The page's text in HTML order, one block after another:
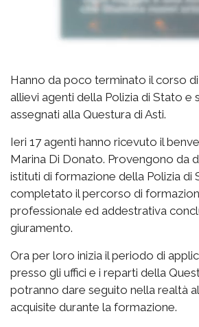
Hanno da poco terminato il corso
allievi agenti della Polizia di Stato e
assegnati alla Questura di Asti.
Ieri 17 agenti hanno ricevuto il
Marina Di Donato. Provengono da
istituti di formazione della Polizia di
completato il percorso di
professionale ed addestrativa
giuramento.
Ora per loro inizia il periodo di
presso gli uffici e i reparti della
potranno dare seguito nella realtà
acquisite durante la formazione.